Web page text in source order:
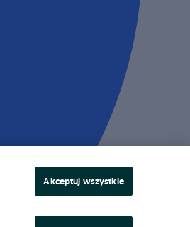
Akceptuj wszystkie